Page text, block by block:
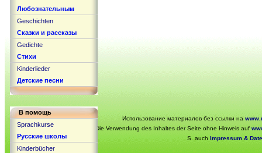
Любознательным
Geschichten
Сказки и рассказы
Gedichte
Стихи
Kinderlieder
Детские песни
В помощь
Sprachkurse
Русские школы
Kinderbücher
Использование материалов без ссылки на
Die Verwendung des Inhaltes der Seite ohne Hinweis auf
S. auch Impressum &